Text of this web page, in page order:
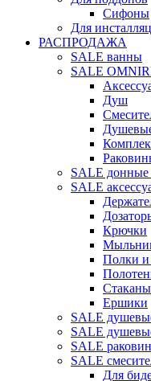
Сифоны
Для
РАСПРОДАЖА
SALE ванны
SALE
Душ
SALE
SALE
Крючки
Полки и
Стаканы
Ершики
SALE
SALE
SALE
SALE
Для